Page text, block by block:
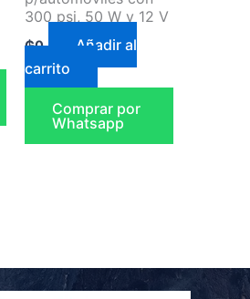
300 psi, 50 W y 12 V
₲0
Añadir al
carrito
Comprar por
Whatsapp